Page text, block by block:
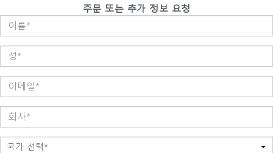
주문 또는 추가 정보 요청
국가 선택*